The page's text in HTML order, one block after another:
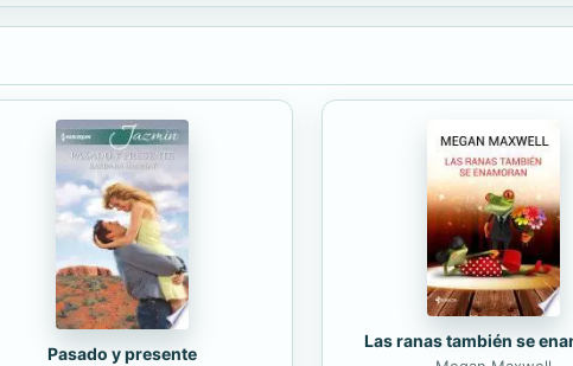
Pasado y presente
Las ranas también se